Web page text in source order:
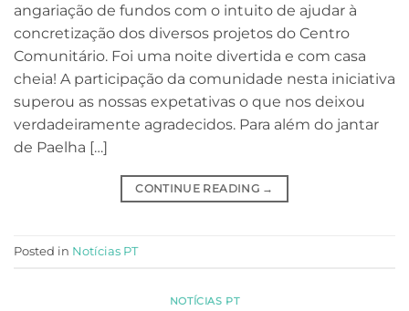
angariação de fundos com o intuito de ajudar à
concretização dos diversos projetos do Centro
Comunitário. Foi uma noite divertida e com casa
cheia! A participação da comunidade nesta iniciativa
superou as nossas expetativas o que nos deixou
verdadeiramente agradecidos. Para além do jantar
de Paelha […]
CONTINUE READING →
Posted in Notícias PT
NOTÍCIAS PT